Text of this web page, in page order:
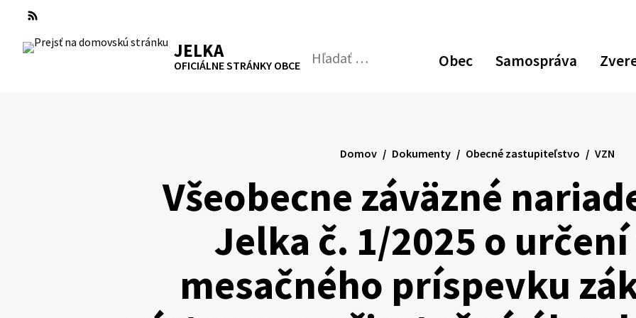
Preskočiť
na
obsah
RSS Mapa Tlačiť
JELKA
OFICIÁLNE STRÁNKY OBCE Obec Samospráva
Hľadať:
Odoslať
Všeobecne záväzné
Jelka č. 1/2025 o
mesačného príspevku
Domov Dokumenty Obecné zastupiteľstvo VZN